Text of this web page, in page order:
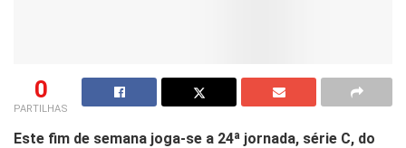
0
PARTILHAS
Este fim de semana joga-se a 24ª jornada, série C, do